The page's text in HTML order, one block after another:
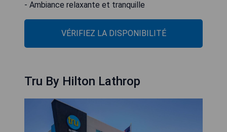
- Ambiance relaxante et tranquille
VÉRIFIEZ LA DISPONIBILITÉ
Tru By Hilton Lathrop